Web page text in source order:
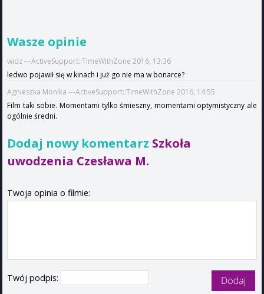
Wasze opinie
widz ---ActiveSupport::TimeWithZone 2016, 13:36
ledwo pojawił się w kinach i już go nie ma w bonarce?
Agnieszka Monika ---ActiveSupport::TimeWithZone 2016, 14:55
Film taki sobie. Momentami tylko śmieszny, momentami optymistyczny ale
ogólnie średni.
Dodaj nowy komentarz Szkoła
uwodzenia Czesława M.
Twoja opinia o filmie:
Twój podpis: